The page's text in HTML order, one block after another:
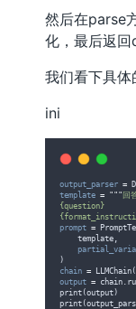
然后在parse
化，最后返回
我们看下具体
ini
output_parser =
template = """ 回
{question}
prompt =
    template,
)
chain = LLMChain(
output =
print(output)